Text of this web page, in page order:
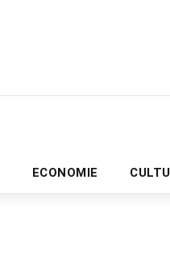
ECONOMIE